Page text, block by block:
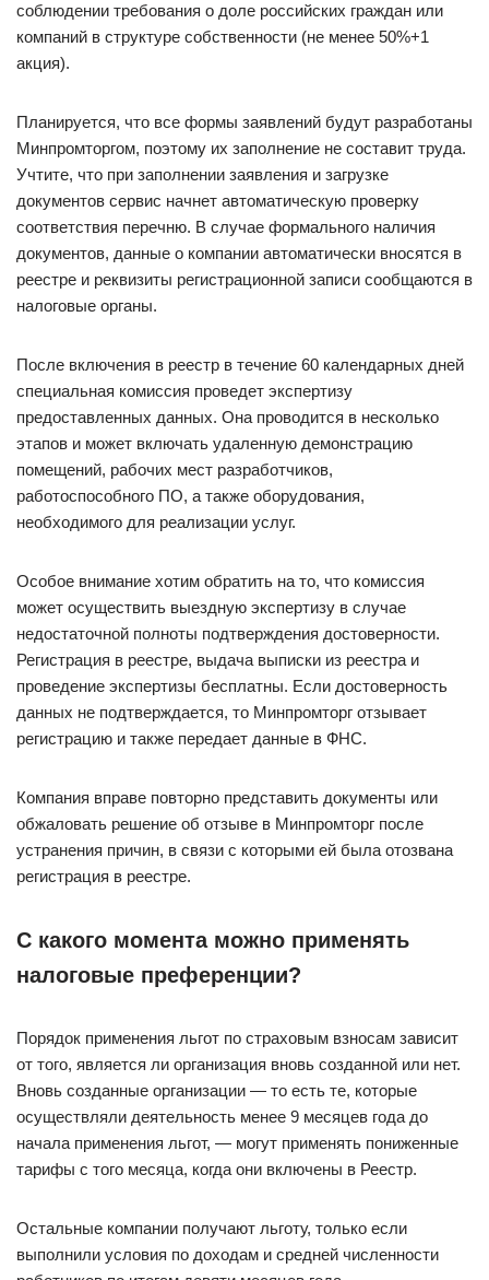
соблюдении требования о доле российских граждан или
компаний в структуре собственности (не менее 50%+1
акция).
Планируется, что все формы заявлений будут разработаны
Минпромторгом, поэтому их заполнение не составит труда.
Учтите, что при заполнении заявления и загрузке
документов сервис начнет автоматическую проверку
соответствия перечню. В случае формального наличия
документов, данные о компании автоматически вносятся в
реестре и реквизиты регистрационной записи сообщаются в
налоговые органы.
После включения в реестр в течение 60 календарных дней
специальная комиссия проведет экспертизу
предоставленных данных. Она проводится в несколько
этапов и может включать удаленную демонстрацию
помещений, рабочих мест разработчиков,
работоспособного ПО, а также оборудования,
необходимого для реализации услуг.
Особое внимание хотим обратить на то, что комиссия
может осуществить выездную экспертизу в случае
недостаточной полноты подтверждения достоверности.
Регистрация в реестре, выдача выписки из реестра и
проведение экспертизы бесплатны. Если достоверность
данных не подтверждается, то Минпромторг отзывает
регистрацию и также передает данные в ФНС.
Компания вправе повторно представить документы или
обжаловать решение об отзыве в Минпромторг после
устранения причин, в связи с которыми ей была отозвана
регистрация в реестре.
С какого момента можно применять
налоговые преференции?
Порядок применения льгот по страховым взносам зависит
от того, является ли организация вновь созданной или нет.
Вновь созданные организации — то есть те, которые
осуществляли деятельность менее 9 месяцев года до
начала применения льгот, — могут применять пониженные
тарифы с того месяца, когда они включены в Реестр.
Остальные компании получают льготу, только если
выполнили условия по доходам и средней численности